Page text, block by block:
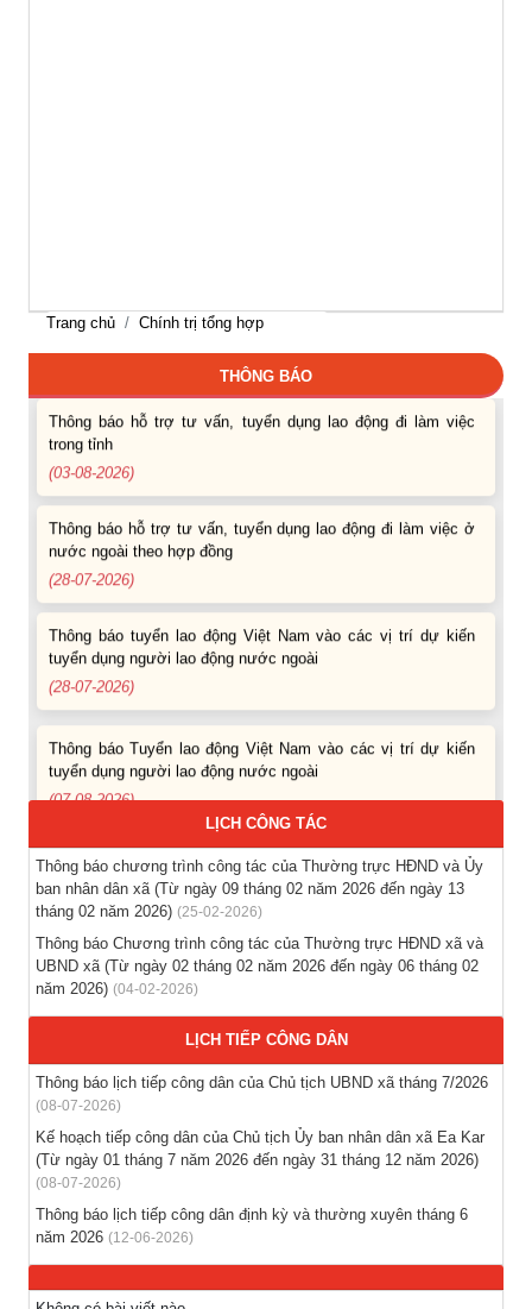
Trang chủ Chính trị tổng hợp
THÔNG BÁO
Thông báo các khóa đào tạo năm học 2026-2027
(04-08-2026)
Thông báo hỗ trợ tư vấn, tuyển dụng lao động đi làm việc
trong tỉnh
Thông báo hỗ trợ tư vấn, tuyển dụng lao động đi làm việc ở
nước ngoài theo hợp đồng
Thông báo tuyển lao động Việt Nam vào các vị trí dự kiến
tuyển dụng người lao động nước ngoài
Thông báo Tuyển lao động Việt Nam vào các vị trí dự kiến
tuyển dụng người lao động nước ngoài
Thông báo các khóa đào tạo năm học 2026-2027
(04-08-2026)
trong tỉnh
(03-08-2026)
Thông báo hỗ trợ tư vấn, tuyển dụng lao động đi làm việc ở
(28-07-2026)
Thông báo tuyển lao động Việt Nam vào các vị trí dự kiến
tuyển dụng người lao động nước ngoài
(28-07-2026)
LỊCH CÔNG TÁC
Thông báo chương trình công tác của Thường trực HĐND và Ủy
ban nhân dân xã (Từ ngày 09 tháng 02 năm 2026 đến ngày 13
tháng 02 năm 2026) (25-02-2026)
Thông báo Chương trình công tác của Thường trực HĐND xã và
UBND xã (Từ ngày 02 tháng 02 năm 2026 đến ngày 06 tháng 02
năm 2026) (04-02-2026)
LỊCH TIẾP CÔNG DÂN
Thông báo lịch tiếp công dân của Chủ tịch UBND xã tháng 7/2026
(08-07-2026)
Kế hoạch tiếp công dân của Chủ tịch Ủy ban nhân dân xã Ea Kar
(Từ ngày 01 tháng 7 năm 2026 đến ngày 31 tháng 12 năm 2026)
(08-07-2026)
Thông báo lịch tiếp công dân định kỳ và thường xuyên tháng 6
năm 2026 (12-06-2026)